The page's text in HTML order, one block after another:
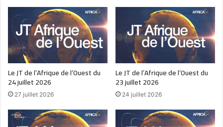
Le JT de l’Afrique de l’Ouest du
24 juillet 2026
27 juillet 2026
Le JT de l’Afrique de l’Ouest du
23 juillet 2026
24 juillet 2026